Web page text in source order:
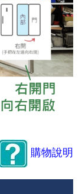
購物說明